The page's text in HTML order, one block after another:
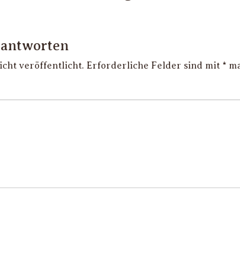
veröffentlicht. Erforderliche Felder sind mit *